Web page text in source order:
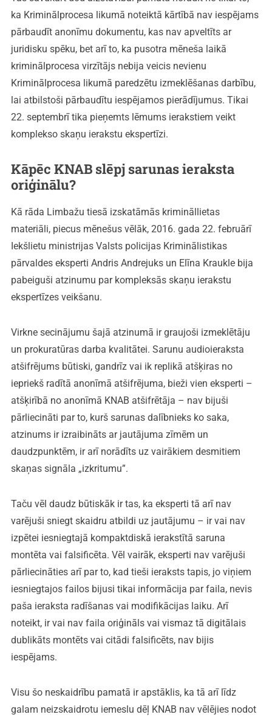
ka Kriminālprocesa likumā noteiktā kārtībā nav iespējams
pārbaudīt anonīmu dokumentu, kas nav apveltīts ar
juridisku spēku, bet arī to, ka pusotra mēneša laikā
kriminālprocesa virzītājs nebija veicis nevienu
Kriminālprocesa likumā paredzētu izmeklēšanas darbību,
lai atbilstoši pārbaudītu iespējamos pierādījumus. Tikai
22. septembrī tika pieņemts lēmums ierakstiem veikt
komplekso skaņu ierakstu ekspertīzi.
Kāpēc KNAB slēpj sarunas ieraksta
oriģinālu?
Kā rāda Limbažu tiesā izskatāmās krimināllietas
materiāli, piecus mēnešus vēlāk, 2016. gada 22. februārī
Iekšlietu ministrijas Valsts policijas Kriminālistikas
pārvaldes eksperti Andris Andrejuks un Elīna Kraukle bija
pabeiguši atzinumu par kompleksās skaņu ierakstu
ekspertīzes veikšanu.
Virkne secinājumu šajā atzinumā ir graujoši izmeklētāju
un prokuratūras darba kvalitātei. Sarunu audioieraksta
atšifrējums būtiski, gandrīz vai ik replikā atšķiras no
iepriekš radītā anonīmā atšifrējuma, bieži vien eksperti –
atšķirībā no anonīmā KNAB atšifrētāja – nav bijuši
pārliecināti par to, kurš sarunas dalībnieks ko saka,
atzinums ir izraibināts ar jautājuma zīmēm un
daudzpunktēm, ir arī norādīts uz vairākiem desmitiem
skaņas signāla „izkritumu”.
Taču vēl daudz būtiskāk ir tas, ka eksperti tā arī nav
varējuši sniegt skaidru atbildi uz jautājumu – ir vai nav
izpētei iesniegtajā kompaktdiskā ierakstītā saruna
montēta vai falsificēta. Vēl vairāk, eksperti nav varējuši
pārliecināties arī par to, kad tieši ieraksts tapis, jo viņiem
iesniegtajos failos bijusi tikai informācija par faila, nevis
paša ieraksta radīšanas vai modifikācijas laiku. Arī
noteikt, ir vai nav faila oriģināls vai vismaz tā digitālais
dublikāts montēts vai citādi falsificēts, nav bijis
iespējams.
Visu šo neskaidrību pamatā ir apstāklis, ka tā arī līdz
galam neizskaidrotu iemeslu dēļ KNAB nav vēlējies nodot